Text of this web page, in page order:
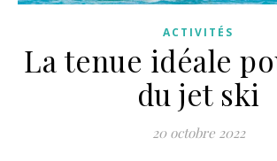
ACTIVITÉS
La tenue idéale
du jet ski
20 octobre 2022